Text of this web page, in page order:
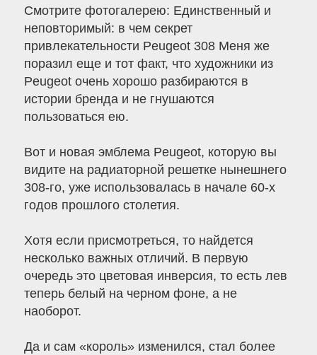
Cмотрите фотогалерею: Единственный и
неповторимый: в чем секрет
привлекательности Peugeot 308 Меня же
поразил еще и тот факт, что художники из
Peugeot очень хорошо разбираются в
истории бренда и не гнушаются
пользоваться ею.
Вот и новая эмблема Peugeot, которую вы
видите на радиаторной решетке нынешнего
308-го, уже использовалась в начале 60-х
годов прошлого столетия.
Хотя если присмотреться, то найдется
несколько важных отличий. В первую
очередь это цветовая инверсия, то есть лев
теперь белый на черном фоне, а не
наоборот.
Да и сам «король» изменился, стал более